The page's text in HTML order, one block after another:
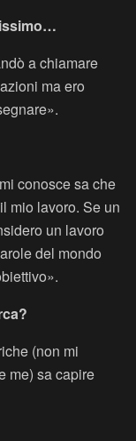
a chiamare
ma ero
conosce sa che
mio lavoro. Se un
un lavoro
del mondo
(non mi
me) sa capire